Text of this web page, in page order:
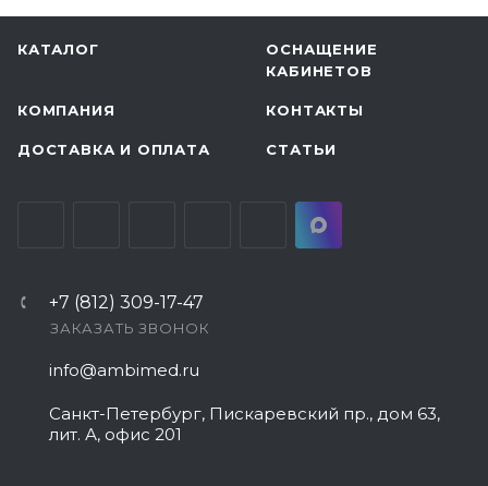
КАТАЛОГ
ОСНАЩЕНИЕ
КАБИНЕТОВ
КОМПАНИЯ КОНТАКТЫ
ДОСТАВКА И ОПЛАТА СТАТЬИ
+7 (812) 309-17-47
ЗАКАЗАТЬ ЗВОНОК
info@ambimed.ru
Санкт-Петербург, Пискаревский пр., дом 63,
лит. А, офис 201